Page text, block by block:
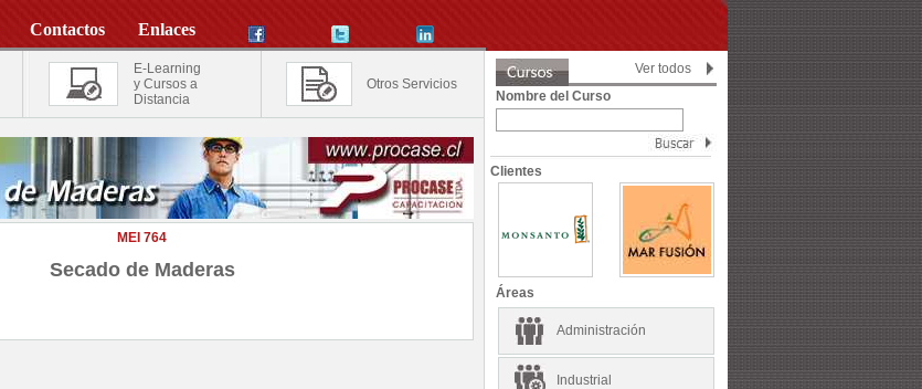
Contactos Enlaces
E-Learning
y Cursos a
Distancia
Otros Servicios
MEI 764
Secado de Maderas
Ver todos
Nombre del Curso
Clientes
Áreas
Administración
Industrial